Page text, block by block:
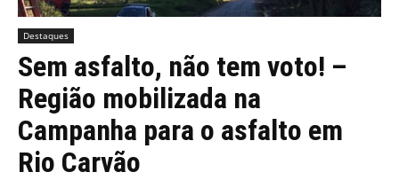
Destaques
Sem asfalto, não tem voto! –
Região mobilizada na
Campanha para o asfalto em
Rio Carvão